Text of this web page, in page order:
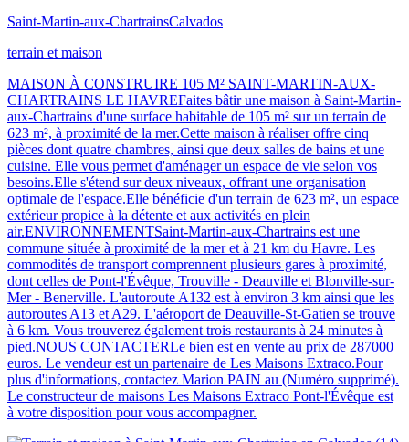
Saint-Martin-aux-ChartrainsCalvados
terrain et maison
MAISON À CONSTRUIRE 105 M² SAINT-MARTIN-AUX-
CHARTRAINS LE HAVREFaites bâtir une maison à Saint-Martin-
aux-Chartrains d'une surface habitable de 105 m² sur un terrain de
623 m², à proximité de la mer.Cette maison à réaliser offre cinq
pièces dont quatre chambres, ainsi que deux salles de bains et une
cuisine. Elle vous permet d'aménager un espace de vie selon vos
besoins.Elle s'étend sur deux niveaux, offrant une organisation
optimale de l'espace.Elle bénéficie d'un terrain de 623 m², un espace
extérieur propice à la détente et aux activités en plein
air.ENVIRONNEMENTSaint-Martin-aux-Chartrains est une
commune située à proximité de la mer et à 21 km du Havre. Les
commodités de transport comprennent plusieurs gares à proximité,
dont celles de Pont-l'Évêque, Trouville - Deauville et Blonville-sur-
Mer - Benerville. L'autoroute A132 est à environ 3 km ainsi que les
autoroutes A13 et A29. L'aéroport de Deauville-St-Gatien se trouve
à 6 km. Vous trouverez également trois restaurants à 24 minutes à
pied.NOUS CONTACTERLe bien est en vente au prix de 287000
euros. Le vendeur est un partenaire de Les Maisons Extraco.Pour
plus d'informations, contactez Marion PAIN au (Numéro supprimé).
Le constructeur de maisons Les Maisons Extraco Pont-l'Évêque est
à votre disposition pour vous accompagner.